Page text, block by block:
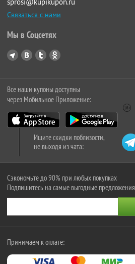
Связаться с нами
Мы в Соцсетях
Все наши купоны доступны
через Мобильное Приложение:
Ищите скидки поблизости,
не выходя из чата:
Сэкономьте до 90% при любых покупках
Подпишитесь на самые выгодные предложения
Принимаем к оплате: